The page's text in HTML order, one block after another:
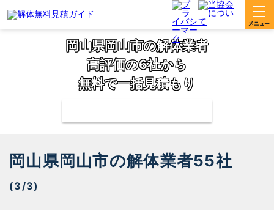
岡山県岡山市の解体業者
高評価の6社から
無料で一括見積もり
岡山県岡山市の解体業者55社
(3/3)